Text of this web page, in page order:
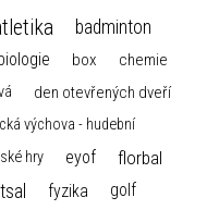
badminton
box chemie
den otevřených dveří
výchova - hudební
hry eyof florbal
fyzika golf